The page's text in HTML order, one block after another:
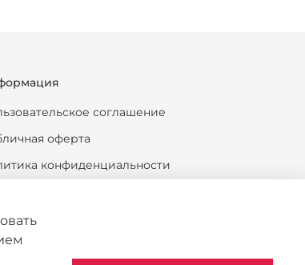
соглашение
оферта
конфиденциальности
обработки персональных данных
на обработку персональных данных